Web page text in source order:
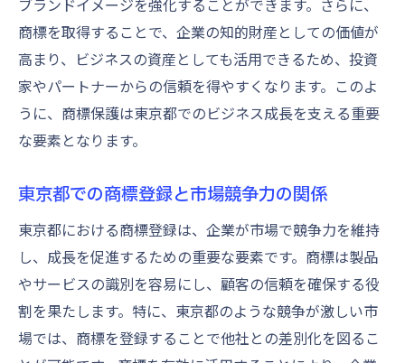
ブランドイメージを強化することができます。さらに、
商標を取得することで、企業の知的財産としての価値が
高まり、ビジネスの資産としても活用できるため、投資
家やパートナーからの信頼を得やすくなります。このよ
うに、商標保護は東京都でのビジネス成長を支える重要
な要素となります。
東京都での商標登録と市場競争力の関係
東京都における商標登録は、企業が市場で競争力を維持
し、成長を促進するための重要な要素です。商標は製品
やサービスの識別を容易にし、顧客の信頼を確保する役
割を果たします。特に、東京都のような競争が激しい市
場では、商標を登録することで他社との差別化を図るこ